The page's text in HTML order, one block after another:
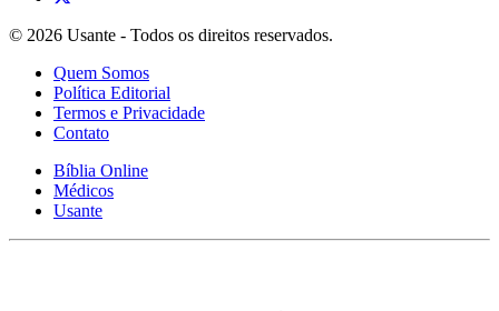
© 2026 Usante - Todos os direitos reservados.
Quem Somos
Política Editorial
Termos e Privacidade
Contato
Bíblia Online
Médicos
Usante